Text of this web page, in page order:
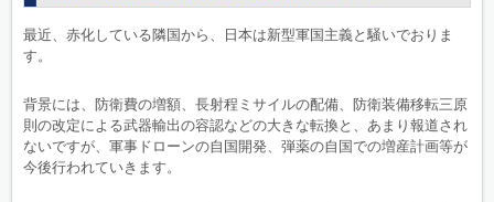
最近、赤化している隣国から、日本は新型軍国主義と騒いでおりま
す。
背景には、防衛費の増額、長射程ミサイルの配備、防衛装備移転三原
則の改定による武器輸出の容認などの大きな転換と、あまり報道され
ないですが、軍事ドローンの自国開発、弾薬の自国での増産計画等が
今後行われていきます。